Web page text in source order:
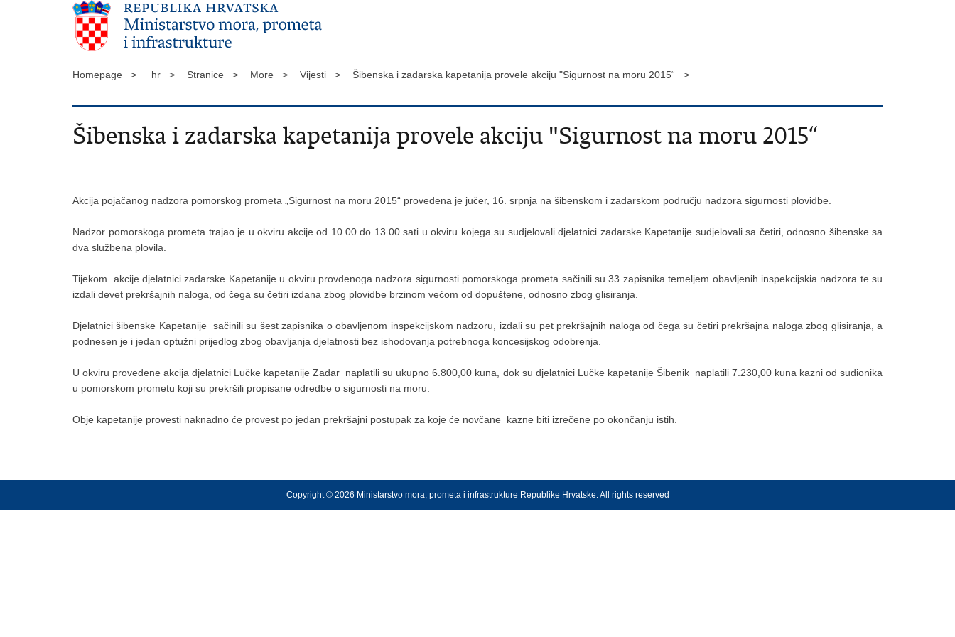
Homepage > hr > Stranice > More > Vijesti > Šibenska i zadarska kapetanija provele akciju "Sigurnost na moru 2015“ >
Šibenska i zadarska kapetanija provele akciju "Sigurnost na moru 2015“
Akcija pojačanog nadzora pomorskog prometa „Sigurnost na moru 2015“ provedena je jučer, 16. srpnja na šibenskom i zadarskom području nadzora sigurnosti plovidbe.
Nadzor pomorskoga prometa trajao je u okviru akcije od 10.00 do 13.00 sati u okviru kojega su sudjelovali djelatnici zadarske Kapetanije sudjelovali sa četiri, odnosno šibenske sa
dva službena plovila.
Tijekom akcije djelatnici zadarske Kapetanije u okviru provdenoga nadzora sigurnosti pomorskoga prometa sačinili su 33 zapisnika temeljem obavljenih inspekcijskia nadzora te su
izdali devet prekršajnih naloga, od čega su četiri izdana zbog plovidbe brzinom većom od dopuštene, odnosno zbog glisiranja.
Djelatnici šibenske Kapetanije sačinili su šest zapisnika o obavljenom inspekcijskom nadzoru, izdali su pet prekršajnih naloga od čega su četiri prekršajna naloga zbog glisiranja, a
podnesen je i jedan optužni prijedlog zbog obavljanja djelatnosti bez ishodovanja potrebnoga koncesijskog odobrenja.
U okviru provedene akcija djelatnici Lučke kapetanije Zadar naplatili su ukupno 6.800,00 kuna, dok su djelatnici Lučke kapetanije Šibenik naplatili 7.230,00 kuna kazni od sudionika
u pomorskom prometu koji su prekršili propisane odredbe o sigurnosti na moru.
Obje kapetanije provesti naknadno će provest po jedan prekršajni postupak za koje će novčane kazne biti izrečene po okončanju istih.
Copyright © 2026 Ministarstvo mora, prometa i infrastrukture Republike Hrvatske. All rights reserved